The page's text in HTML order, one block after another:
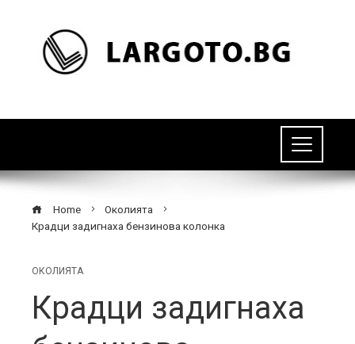
Home
Околията
Крадци задигнаха бензинова колонка
ОКОЛИЯТА
Крадци задигнаха